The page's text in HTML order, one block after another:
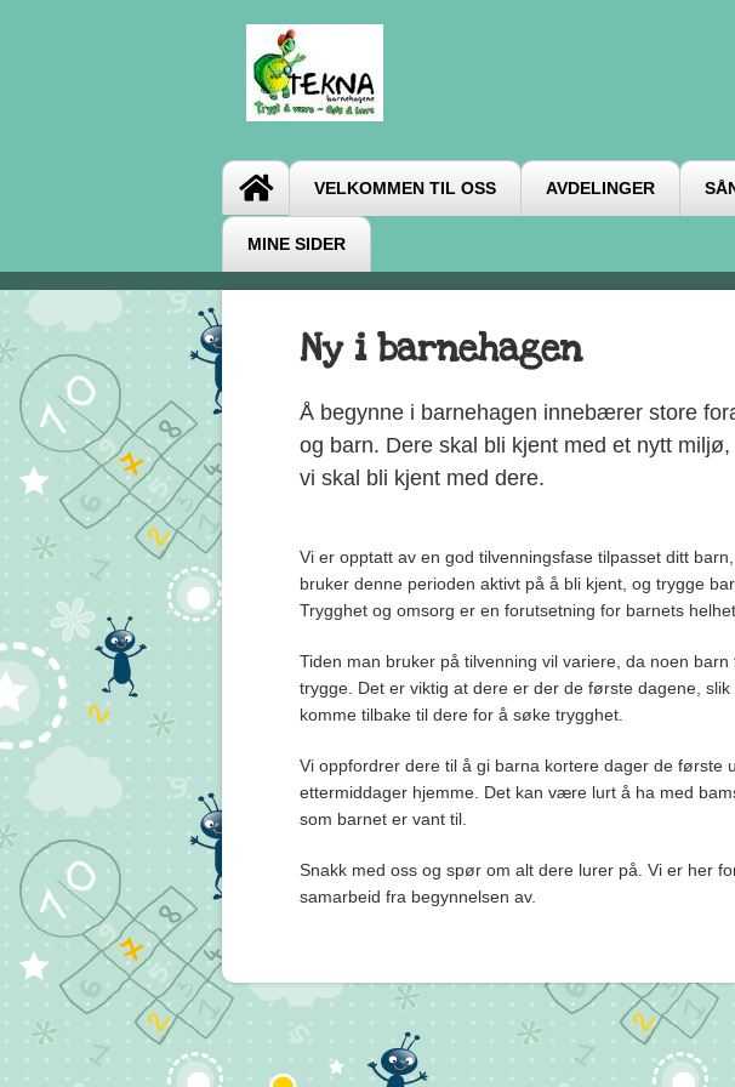
VELKOMMEN TIL OSS AVDELINGER
MINE SIDER
Ny i barnehagen
Å begynne i barnehagen innebærer store
og barn. Dere skal bli kjent med et nytt
vi skal bli kjent med dere.
Vi er opptatt av en god tilvenningsfase tilpasset ditt
bruker denne perioden aktivt på å bli kjent, og trygge
Trygghet og omsorg er en forutsetning for barnets
Tiden man bruker på tilvenning vil variere, da noen
trygge. Det er viktig at dere er der de første dagene,
komme tilbake til dere for å søke trygghet.
Vi oppfordrer dere til å gi barna kortere dager de første
ettermiddager hjemme. Det kan være lurt å ha med
som barnet er vant til.
Snakk med oss og spør om alt dere lurer på. Vi er her
samarbeid fra begynnelsen av.